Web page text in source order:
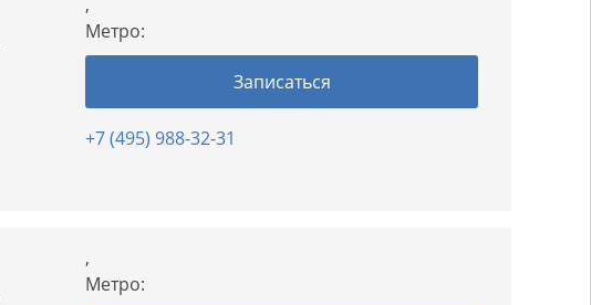
Метро:
Записаться
+7 (495) 988-32-31
,
Метро: